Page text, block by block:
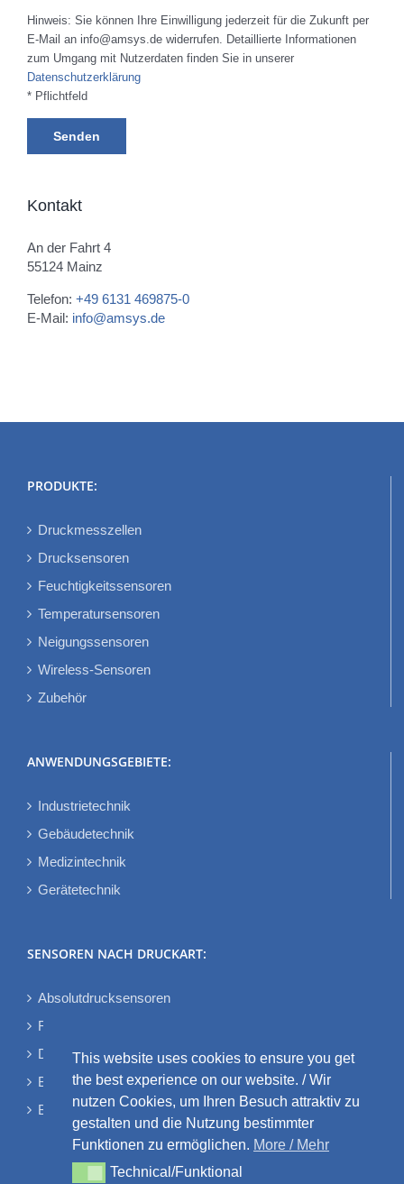
Hinweis: Sie können Ihre Einwilligung jederzeit für die Zukunft per
E-Mail an info@amsys.de widerrufen. Detaillierte Informationen
zum Umgang mit Nutzerdaten finden Sie in unserer
Datenschutzerklärung
* Pflichtfeld
Kontakt
An der Fahrt 4
55124 Mainz
Telefon: +49 6131 469875-0
E-Mail: info@amsys.de
PRODUKTE:
Druckmesszellen
Drucksensoren
Feuchtigkeitssensoren
Temperatursensoren
Neigungssensoren
Wireless-Sensoren
Zubehör
ANWENDUNGSGEBIETE:
Industrietechnik
Gebäudetechnik
Medizintechnik
Gerätetechnik
SENSOREN NACH DRUCKART:
Absolutdrucksensoren
Relativdrucksensoren
Differenzdrucksensoren
Bidirektionale Differenzdrucksensoren
Barometrische Drucksensoren
This website uses cookies to ensure you get
the best experience on our website. / Wir
nutzen Cookies, um Ihren Besuch attraktiv zu
gestalten und die Nutzung bestimmter
Funktionen zu ermöglichen. More / Mehr
Technical/Funktional
Technical/Funktional